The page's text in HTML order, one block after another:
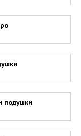
подушки